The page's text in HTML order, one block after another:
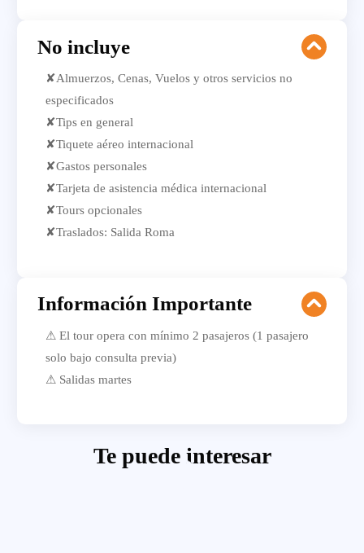
No incluye
✘Almuerzos, Cenas, Vuelos y otros servicios no
especificados
✘Tips en general
✘Tiquete aéreo internacional
✘Gastos personales
✘Tarjeta de asistencia médica internacional
✘Tours opcionales
✘Traslados: Salida Roma
Información Importante
⚠ El tour opera con mínimo 2 pasajeros (1 pasajero
solo bajo consulta previa)
⚠ Salidas martes
Te puede interesar